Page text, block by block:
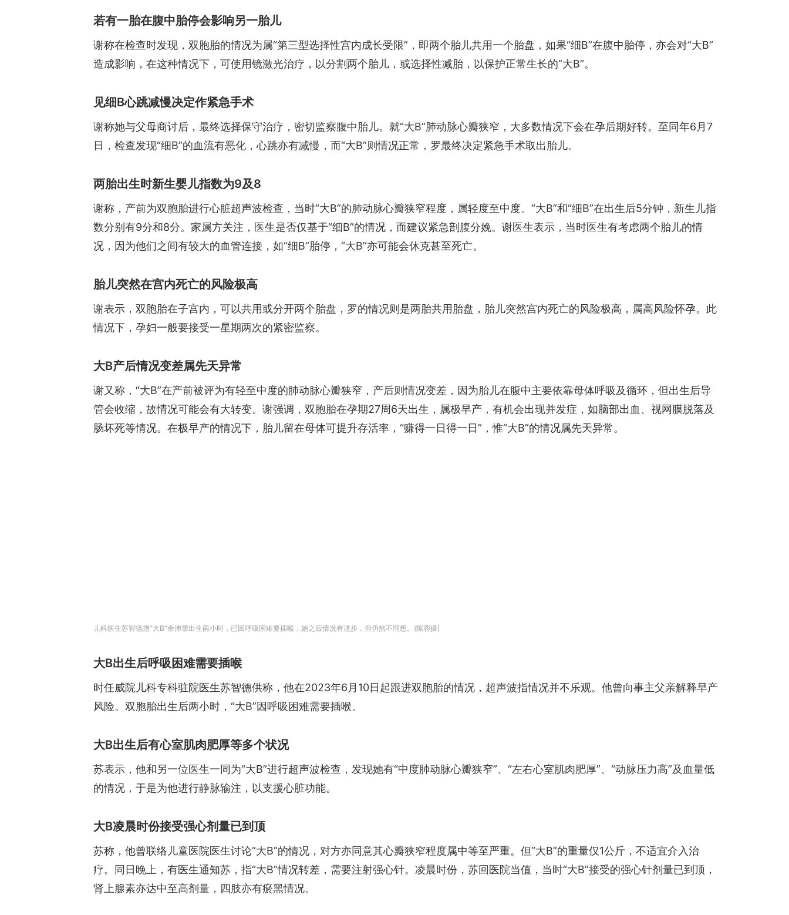
若有一胎在腹中胎停会影响另一胎儿
谢称在检查时发现，双胞胎的情况为属“第三型选择性宫内成长受限”，即两个胎儿共用一个胎盘，如果“细B”在腹中胎停，亦会对“大B”
造成影响，在这种情况下，可使用镜激光治疗，以分割两个胎儿，或选择性减胎，以保护正常生长的“大B”。
见细B心跳减慢决定作紧急手术
谢称她与父母商讨后，最终选择保守治疗，密切监察腹中胎儿。就“大B”肺动脉心瓣狭窄，大多数情况下会在孕后期好转。至同年6月7
日，检查发现“细B”的血流有恶化，心跳亦有减慢，而“大B”则情况正常，罗最终决定紧急手术取出胎儿。
两胎出生时新生婴儿指数为9及8
谢称，产前为双胞胎进行心脏超声波检查，当时“大B”的肺动脉心瓣狭窄程度，属轻度至中度。“大B”和“细B”在出生后5分钟，新生儿指
数分别有9分和8分。家属方关注，医生是否仅基于“细B”的情况，而建议紧急剖腹分娩。谢医生表示，当时医生有考虑两个胎儿的情
况，因为他们之间有较大的血管连接，如“细B”胎停，“大B”亦可能会休克甚至死亡。
胎儿突然在宫内死亡的风险极高
谢表示，双胞胎在子宫内，可以共用或分开两个胎盘，罗的情况则是两胎共用胎盘，胎儿突然宫内死亡的风险极高，属高风险怀孕。此
情况下，孕妇一般要接受一星期两次的紧密监察。
大B产后情况变差属先天异常
谢又称，“大B”在产前被评为有轻至中度的肺动脉心瓣狭窄，产后则情况变差，因为胎儿在腹中主要依靠母体呼吸及循环，但出生后导
管会收缩，故情况可能会有大转变。谢强调，双胞胎在孕期27周6天出生，属极早产，有机会出现并发症，如脑部出血、视网膜脱落及
肠坏死等情况。在极早产的情况下，胎儿留在母体可提升存活率，“赚得一日得一日”，惟“大B”的情况属先天异常。
儿科医生苏智德指“大B”余沛霏出生两小时，已因呼吸困难要插喉，她之后情况有进步，但仍然不理想。(陈蓉摄)
大B出生后呼吸困难需要插喉
时任威院儿科专科驻院医生苏智德供称，他在2023年6月10日起跟进双胞胎的情况，超声波指情况并不乐观。他曾向事主父亲解释早产
风险。双胞胎出生后两小时，“大B”因呼吸困难需要插喉。
大B出生后有心室肌肉肥厚等多个状况
苏表示，他和另一位医生一同为“大B”进行超声波检查，发现她有“中度肺动脉心瓣狭窄”、“左右心室肌肉肥厚”、“动脉压力高”及血量低
的情况，于是为他进行静脉输注，以支援心脏功能。
大B凌晨时份接受强心剂量已到顶
苏称，他曾联络儿童医院医生讨论“大B”的情况，对方亦同意其心瓣狭窄程度属中等至严重。但“大B”的重量仅1公斤，不适宜介入治
疗。同日晚上，有医生通知苏，指“大B”情况转差，需要注射强心针。凌晨时份，苏回医院当值，当时“大B”接受的强心针剂量已到顶，
肾上腺素亦达中至高剂量，四肢亦有瘀黑情况。